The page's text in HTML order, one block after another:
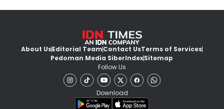
About UsEditorial TeamContact UsTerms of Services
Pedoman Media SiberIndexSitemap
Follow Us
Download